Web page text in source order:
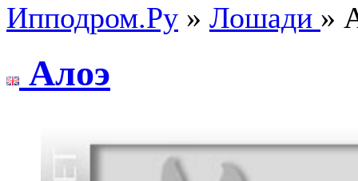
Ипподром.Ру » Лошади »
Алoэ